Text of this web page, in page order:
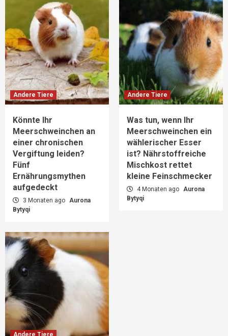
Andere Tiere
Könnte Ihr
Meerschweinchen an
einer chronischen
Vergiftung leiden?
Fünf
Ernährungsmythen
aufgedeckt
3 Monaten ago Aurona
Bytyqi
Andere Tiere
Was tun, wenn Ihr
Meerschweinchen ein
wählerischer Esser
ist? Nährstoffreiche
Mischkost rettet
kleine Feinschmecker
4 Monaten ago Aurona
Bytyqi
Andere Tiere